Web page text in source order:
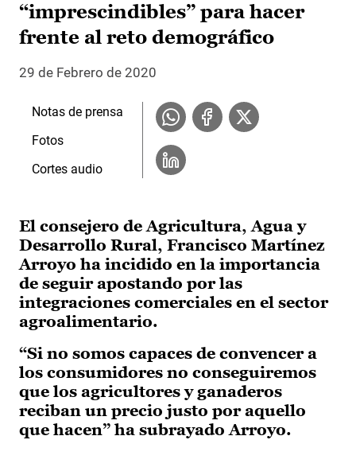
“imprescindibles” para hacer
frente al reto demográfico
29 de Febrero de 2020
El consejero de Agricultura, Agua y
Desarrollo Rural, Francisco Martínez
Arroyo ha incidido en la importancia
de seguir apostando por las
integraciones comerciales en el sector
agroalimentario.
“Si no somos capaces de convencer a
los consumidores no conseguiremos
que los agricultores y ganaderos
reciban un precio justo por aquello
que hacen” ha subrayado Arroyo.
Notas de prensa
Fotos
Cortes audio